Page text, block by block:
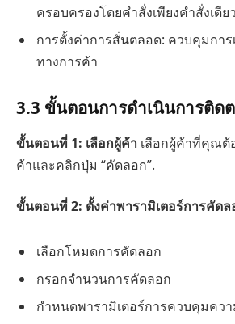
ครอบครองโดยคำสั่งเพียงคำสั่งเดียว
การตั้งค่าการสั่นตลอด: ควบคุมการ
ทางการค้า
3.3 ขั้นตอนการดำเนินการติด
ขั้นตอนที่ 1: เลือกผู้ค้า เลือกผู้ค้าที่คุณต้
ค้าและคลิกปุ่ม “คัดลอก”.
ขั้นตอนที่ 2: ตั้งค่าพารามิเตอร์การคัดล
เลือกโหมดการคัดลอก
กรอกจำนวนการคัดลอก
กำหนดพารามิเตอร์การควบคุมควา